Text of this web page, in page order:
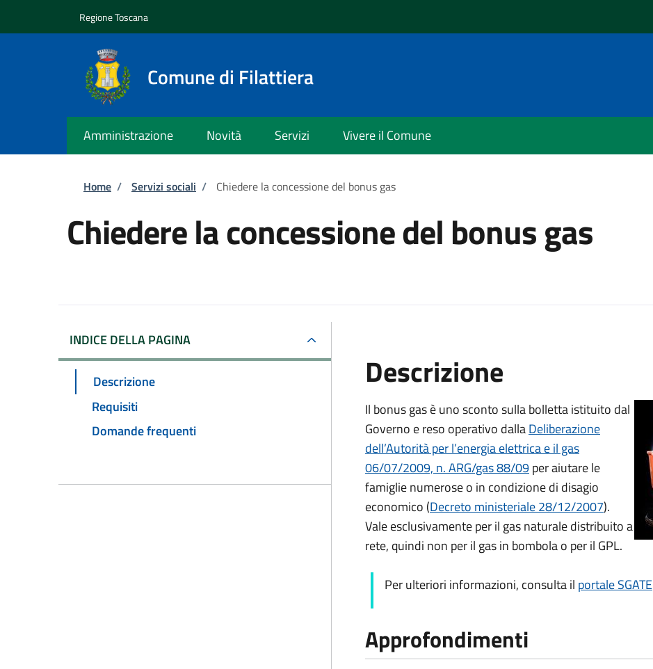
Regione Toscana
Comune di Filattiera
Amministrazione Novità Servizi Vivere il Comune
Briciole di pane
Home / Servizi sociali / Chiedere la concessione del bonus gas
Chiedere la concessione del bonus gas
INDICE DELLA PAGINA
Descrizione
Requisiti
Domande frequenti
Descrizione
Il bonus gas è uno sconto sulla bolletta istituito dal
Governo e reso operativo dallaDeliberazione
dell’Autorità per l’energia elettrica e il gas
06/07/2009, n. ARG/gas 88/09per aiutare le
famiglie numerose o in condizione di disagio
economico (Decreto ministeriale 28/12/2007).
Vale esclusivamente per il gas naturale distribuito a
rete, quindi non per il gas in bombola o per il GPL.
Per ulteriori informazioni, consulta il portale SGATE
Approfondimenti